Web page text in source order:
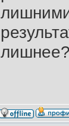
лишнее?